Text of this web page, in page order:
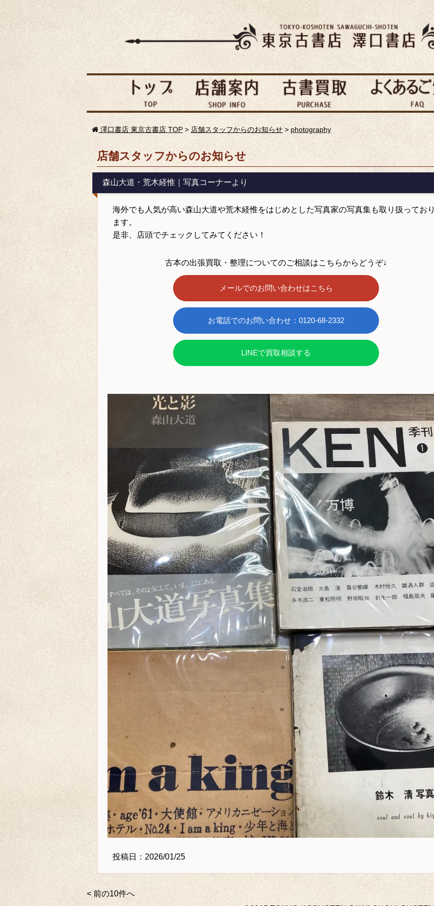
澤口書店 東京古書店 TOP > 店舗スタッフからのお知らせ >photography
店舗スタッフからのお知らせ
森山大道・荒木経惟｜写真コーナーより
海外でも人気が高い森山大道や荒木経惟をはじめとした写真家の写真集も取り扱っており
ます。
是非、店頭でチェックしてみてください！
古本の出張買取・整理についてのご相談はこちらからどうぞ↓
メールでのお問い合わせはこちら
お電話でのお問い合わせ：0120-68-2332
LINEで買取相談する
投稿日：2026/01/25
< 前の10件へ